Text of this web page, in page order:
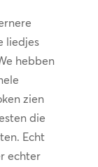
liedjes
hebben
zien
die
Echt
echter